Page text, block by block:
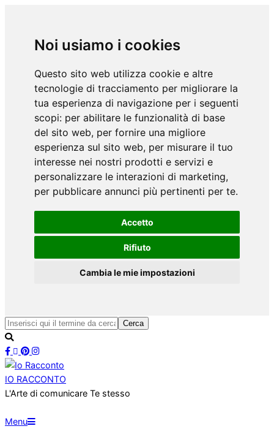
Noi usiamo i cookies
Questo sito web utilizza cookie e altre
tecnologie di tracciamento per migliorare la
tua esperienza di navigazione per i seguenti
scopi: per abilitare le funzionalità di base
del sito web, per fornire una migliore
esperienza sul sito web, per misurare il tuo
interesse nei nostri prodotti e servizi e
personalizzare le interazioni di marketing,
per pubblicare annunci più pertinenti per te.
Accetto
Rifiuto
Cambia le mie impostazioni
Vai
al
contenuto
Cerca
IO RACCONTO
L'Arte di comunicare Te stesso
Menu
Menu